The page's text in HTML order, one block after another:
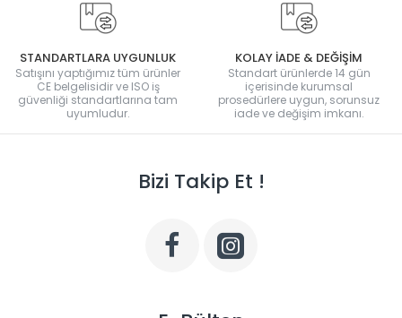
STANDARTLARA UYGUNLUK
Satışını yaptığımız tüm ürünler
CE belgelisidir ve ISO iş
güvenliği standartlarına tam
uyumludur.
KOLAY İADE & DEĞİŞİM
Standart ürünlerde 14 gün
içerisinde kurumsal
prosedürlere uygun, sorunsuz
iade ve değişim imkanı.
Bizi Takip Et !